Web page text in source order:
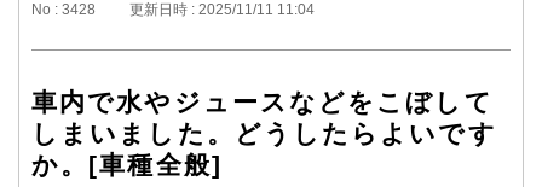
No : 3428 更新日時 : 2025/11/11 11:04
車内で水やジュースなどをこぼして
しまいました。どうしたらよいです
か。[車種全般]